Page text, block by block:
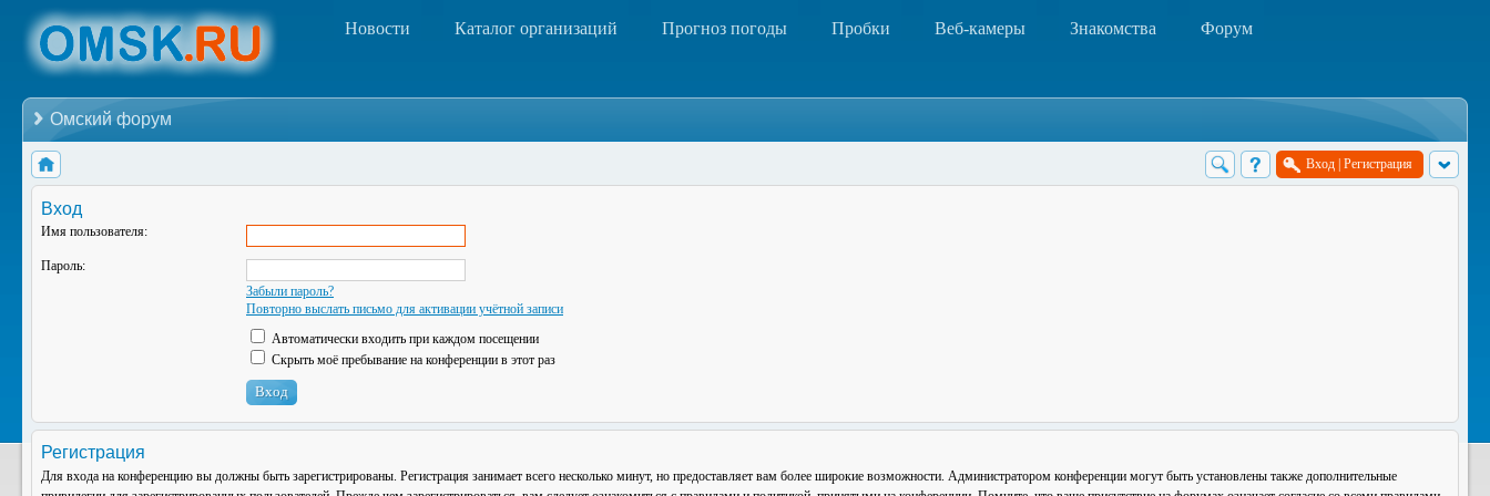
Новости Каталог организаций Прогноз погоды Пробки Веб-камеры Знакомства Форум
Омский форум
Вход Регистрация
Вход
Имя пользователя:
Пароль:
Забыли пароль?
Повторно выслать письмо для активации учётной записи
Автоматически входить при каждом посещении
Скрыть моё пребывание на конференции в этот раз
Регистрация
Для входа на конференцию вы должны быть зарегистрированы. Регистрация занимает всего несколько минут, но предоставляет вам более широкие возможности. Администратором конференции могут быть установлены также дополнительные